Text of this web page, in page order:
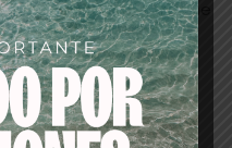
suave y uniforme
y tecnología de